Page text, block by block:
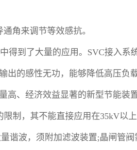
角来调节等效感抗。
得到了大量的应用。SVC接入系统
出的感性无功，能够降低高压负
、经济效益显著的新型节能装置
制，其不能直接应用在35kV以
谐波，须附加滤波装置;晶闸管阀